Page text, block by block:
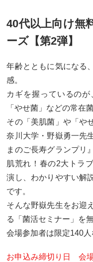
40代以上向け無
ーズ【第2弾】
年齢とともに気になる
感。
カギを握っているの
「やせ菌」などの常在
その「美肌菌」や「や
奈川大学・野嶽勇一先
まのご長寿グランプリ
肌荒れ！春の2大トラ
演し、わかりやすい解
です。
そんな野嶽先生をお迎
る「菌活セミナー」を
会場参加者は限定140
お申込み締切り日 会